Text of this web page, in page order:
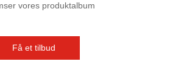
vores produktalbum
Få et tilbud